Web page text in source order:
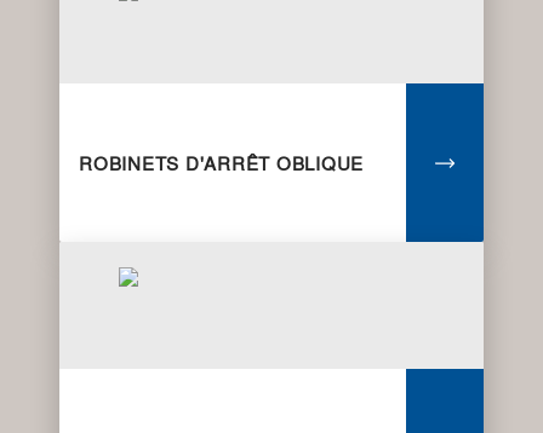
ROBINETS D'ARRÊT OBLIQUE